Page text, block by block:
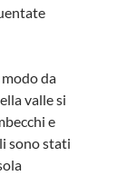
da
valle si
e
sono stati